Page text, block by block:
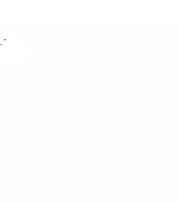
-50%